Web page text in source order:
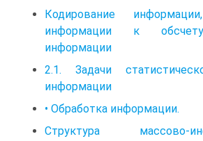
Кодирование
информации к
информации
2.1. Задачи
информации
• Обработка информации.
Структура массово-